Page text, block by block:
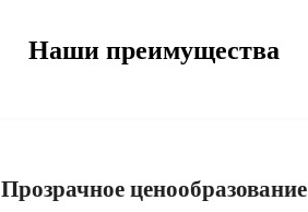
Наши преимущества
Прозрачное ценообразование